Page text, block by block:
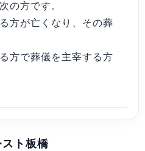
の方です。
方が亡くなり、その葬
方で葬儀を主宰する方
スト板橋